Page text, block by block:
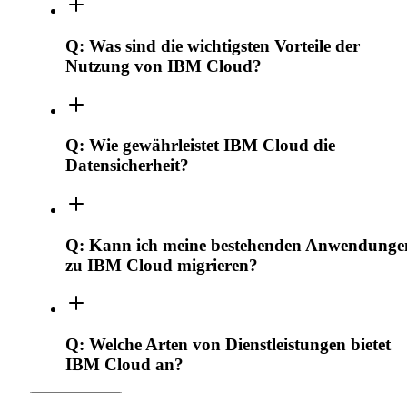
Q: Was sind die wichtigsten Vorteile der
Nutzung von IBM Cloud?
Q: Wie gewährleistet IBM Cloud die
Datensicherheit?
Q: Kann ich meine bestehenden
zu IBM Cloud migrieren?
Q: Welche Arten von Dienstleistungen bietet
IBM Cloud an?